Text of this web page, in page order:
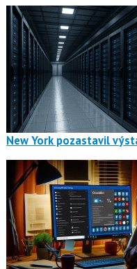
New York pozastavil